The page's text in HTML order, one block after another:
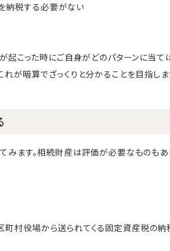
納税する必要がない
起こった時にご自身がどのパターンに当て
が暗算でざっくりと分かることを目指しま
みます。相続財産は評価が必要なものも
町村役場から送られてくる固定資産税の納